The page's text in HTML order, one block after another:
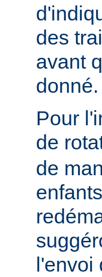
des
avant
donné.
Pour
de
de
l'envoi